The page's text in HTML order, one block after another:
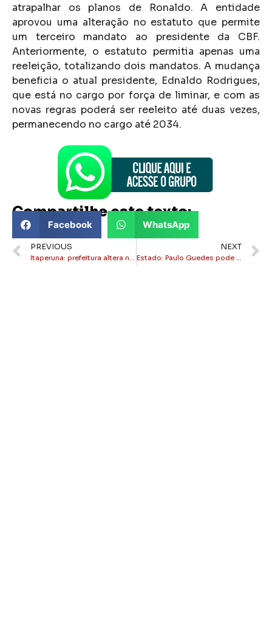
atrapalhar os planos de Ronaldo. A entidade
aprovou uma alteração no estatuto que permite
um terceiro mandato ao presidente da CBF.
Anteriormente, o estatuto permitia apenas uma
reeleição, totalizando dois mandatos. A mudança
beneficia o atual presidente, Ednaldo Rodrigues,
que está no cargo por força de liminar, e com as
novas regras poderá ser reeleito até duas vezes,
permanecendo no cargo até 2034.
Compartilhe este texto:
Facebook WhatsApp
PREVIOUS
Itaperuna: prefeitura altera novamente cronograma de concurso
NEXT
Estado: Paulo Guedes pode disputar senado em 2026